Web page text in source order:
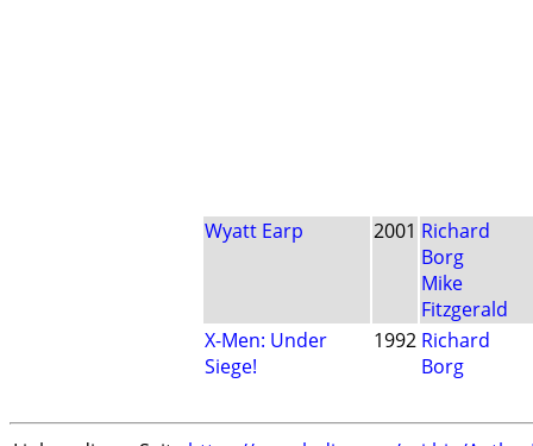
Wyatt Earp 2001 Richard
Borg
Mike
Fitzgerald
X-Men: Under
Siege!
1992 Richard
Borg